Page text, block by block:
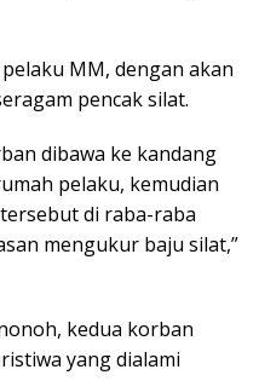
MM, dengan akan
pencak silat.
dibawa ke kandang
pelaku, kemudian
di raba-raba
mengukur baju silat,”
kedua korban
yang dialami